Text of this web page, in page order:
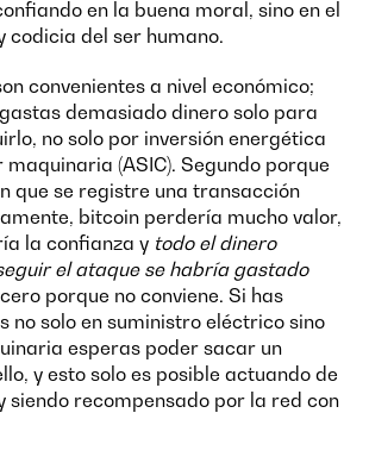
en la buena moral, sino en el
codicia del ser humano.
convenientes a nivel económico;
demasiado dinero solo para
no solo por inversión energética
(ASIC). Segundo porque
que se registre una transacción
bitcoin perdería mucho valor,
la confianza y todo el dinero
el ataque se habría gastado
porque no conviene. Si has
no solo en suministro eléctrico sino
esperas poder sacar un
y esto solo es posible actuando de
recompensado por la red con